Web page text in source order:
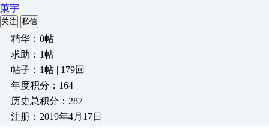
菄宇
关注 私信
精华：0帖
求助：1帖
帖子：1帖 | 179回
年度积分：164
历史总积分：287
注册：2019年4月17日